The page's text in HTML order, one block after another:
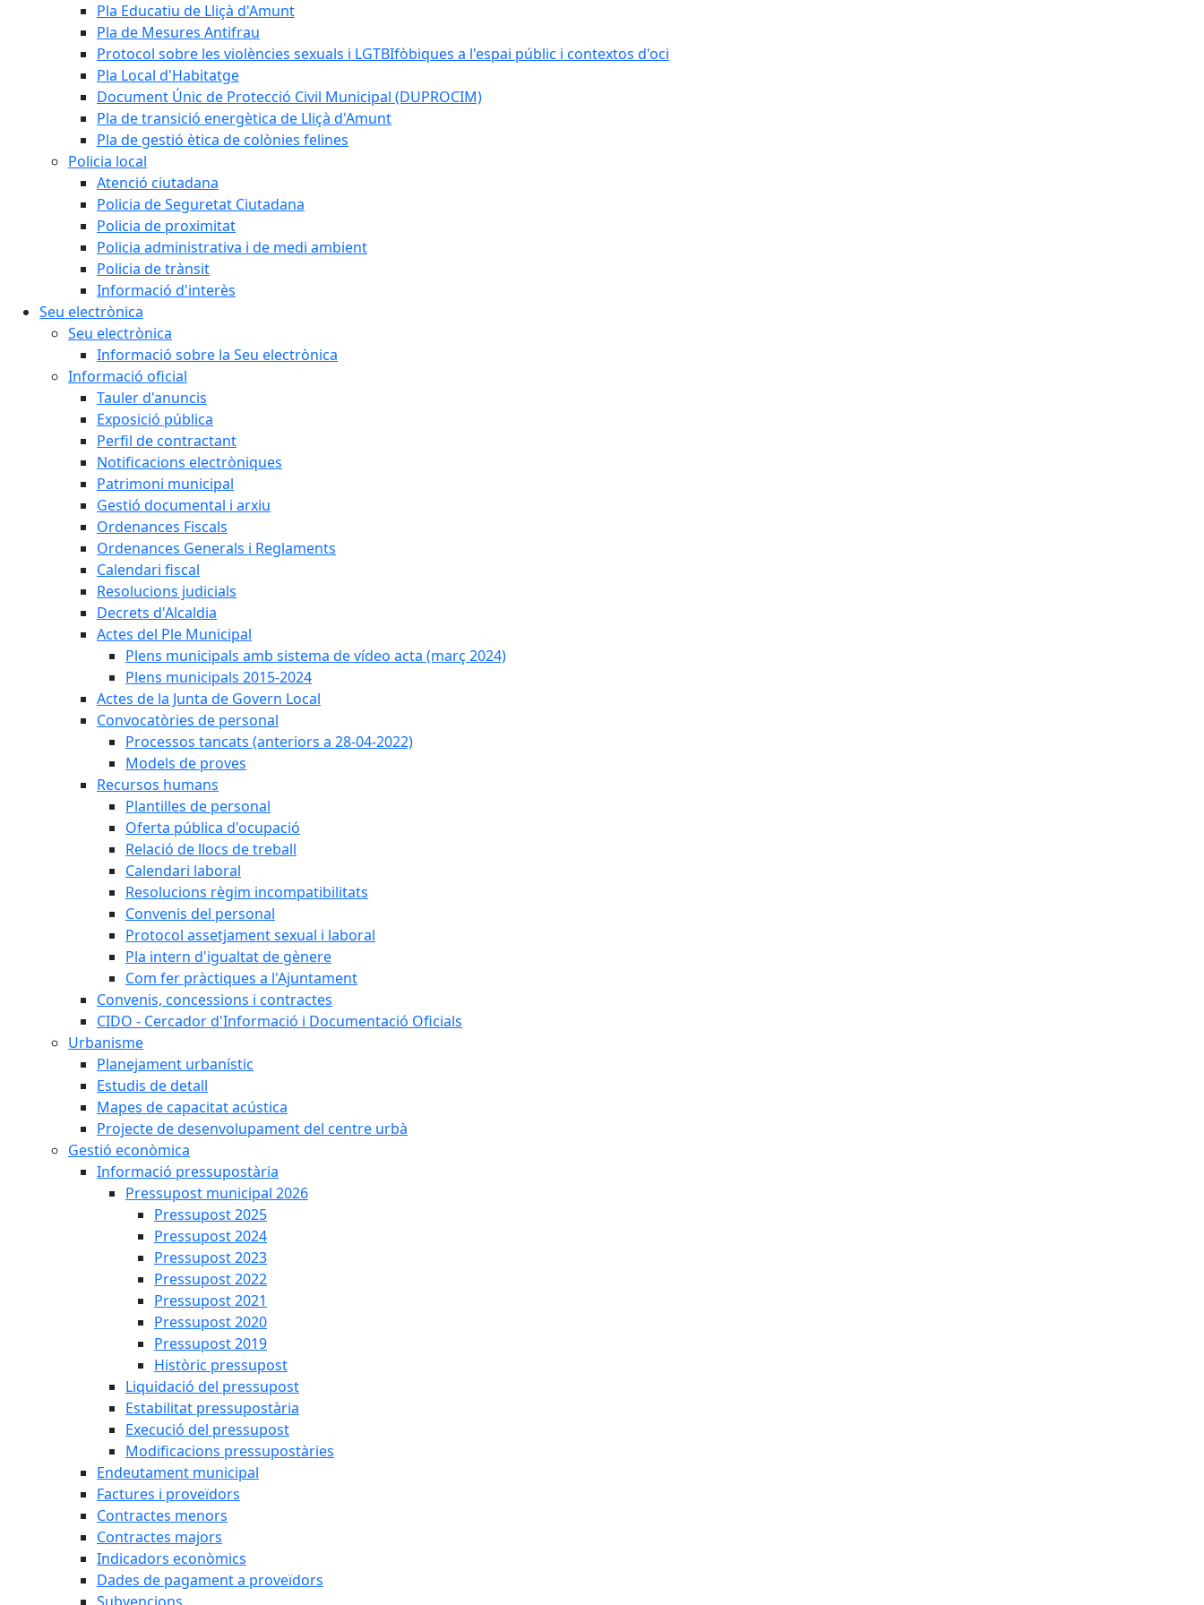
Pla Educatiu de Lliçà d'Amunt
Pla de Mesures Antifrau
Protocol sobre les violències sexuals i LGTBIfòbiques a l'espai públic i contextos d'oci
Pla Local d'Habitatge
Document Únic de Protecció Civil Municipal (DUPROCIM)
Pla de transició energètica de Lliçà d'Amunt
Pla de gestió ètica de colònies felines
Policia local
Atenció ciutadana
Policia de Seguretat Ciutadana
Policia de proximitat
Policia administrativa i de medi ambient
Policia de trànsit
Informació d'interès
Seu electrònica
Seu electrònica
Informació sobre la Seu electrònica
Informació oficial
Tauler d'anuncis
Exposició pública
Perfil de contractant
Notificacions electròniques
Patrimoni municipal
Gestió documental i arxiu
Ordenances Fiscals
Ordenances Generals i Reglaments
Calendari fiscal
Resolucions judicials
Decrets d'Alcaldia
Actes del Ple Municipal
Plens municipals amb sistema de vídeo acta (març 2024)
Plens municipals 2015-2024
Actes de la Junta de Govern Local
Convocatòries de personal
Processos tancats (anteriors a 28-04-2022)
Models de proves
Recursos humans
Plantilles de personal
Oferta pública d'ocupació
Relació de llocs de treball
Calendari laboral
Resolucions règim incompatibilitats
Convenis del personal
Protocol assetjament sexual i laboral
Pla intern d'igualtat de gènere
Com fer pràctiques a l'Ajuntament
Convenis, concessions i contractes
CIDO - Cercador d'Informació i Documentació Oficials
Urbanisme
Planejament urbanístic
Estudis de detall
Mapes de capacitat acústica
Projecte de desenvolupament del centre urbà
Gestió econòmica
Informació pressupostària
Pressupost municipal 2026
Pressupost 2025
Pressupost 2024
Pressupost 2023
Pressupost 2022
Pressupost 2021
Pressupost 2020
Pressupost 2019
Històric pressupost
Liquidació del pressupost
Estabilitat pressupostària
Execució del pressupost
Modificacions pressupostàries
Endeutament municipal
Factures i proveïdors
Contractes menors
Contractes majors
Indicadors econòmics
Dades de pagament a proveïdors